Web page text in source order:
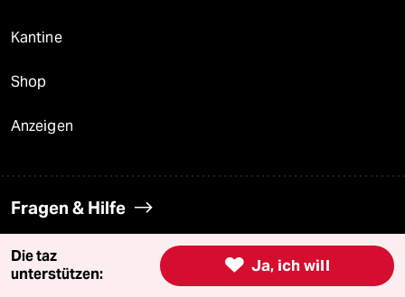
Kantine
Shop
Anzeigen
Fragen & Hilfe
Feedback  Ja, ich will
Die taz
unterstützen: